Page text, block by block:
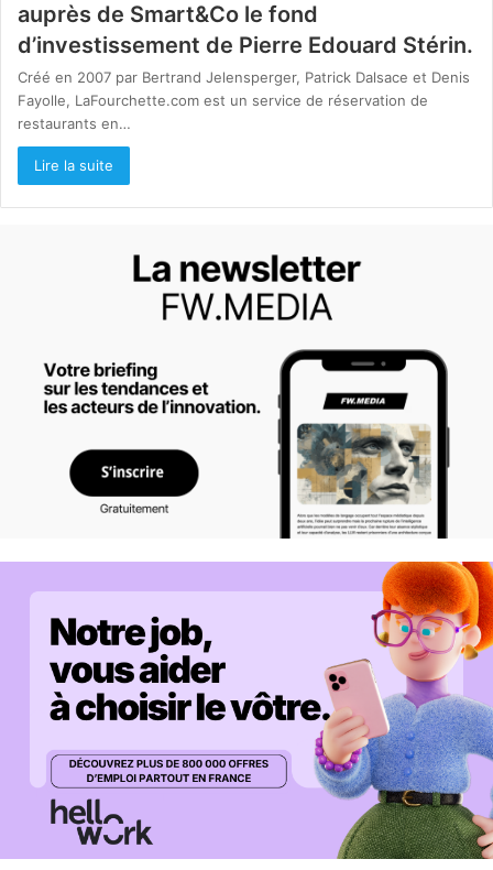
auprès de Smart&Co le fond
d’investissement de Pierre Edouard Stérin.
Créé en 2007 par Bertrand Jelensperger, Patrick Dalsace et Denis
Fayolle, LaFourchette.com est un service de réservation de
restaurants en…
Lire la suite